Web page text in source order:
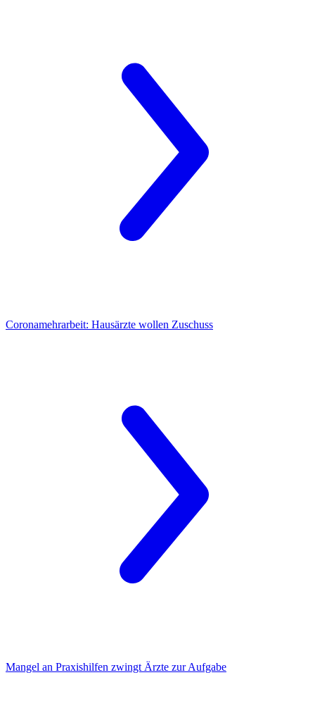
Coronamehrarbeit: Hausärzte wollen Zuschuss
Mangel an Praxishilfen zwingt Ärzte zur Aufgabe